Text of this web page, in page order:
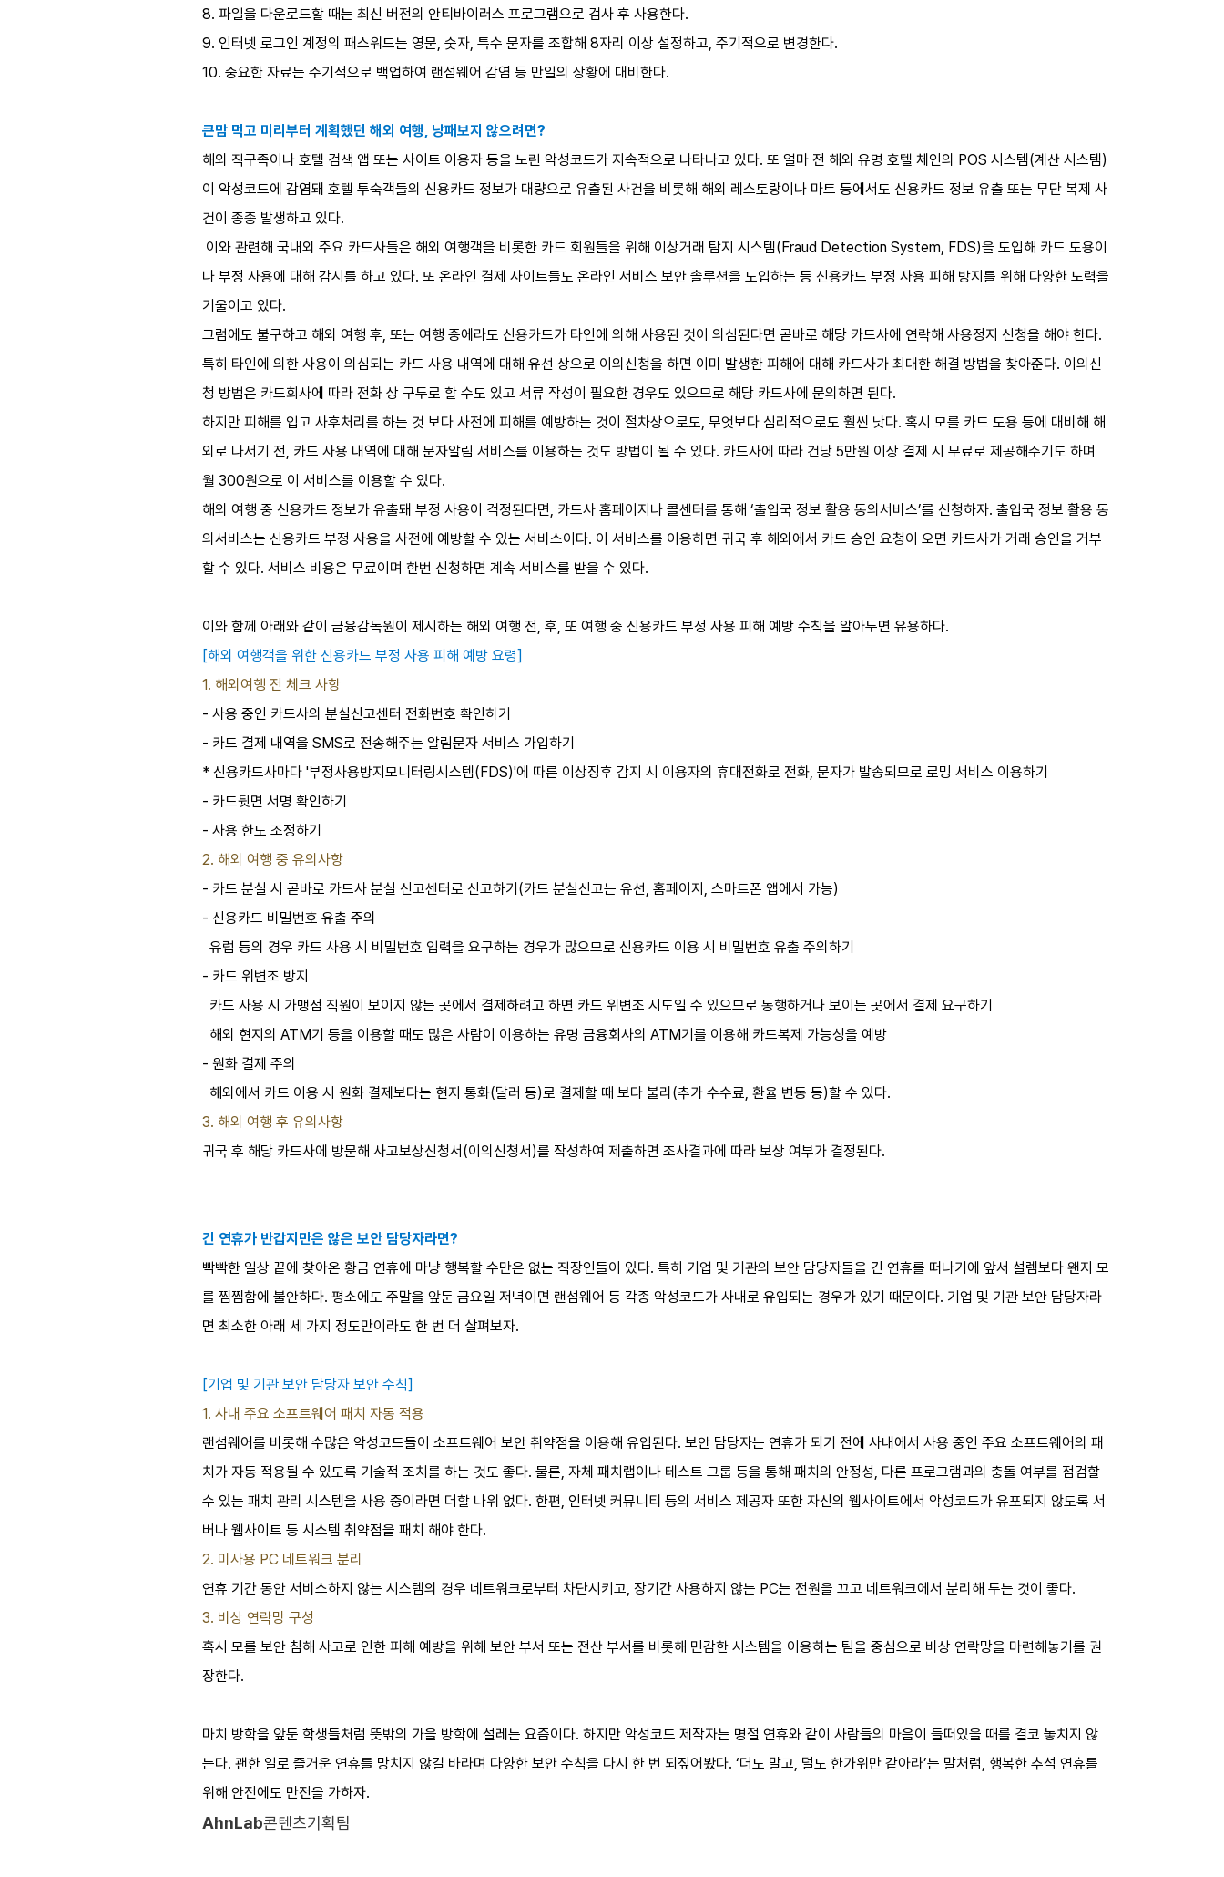
8. 파일을 다운로드할 때는 최신 버전의 안티바이러스 프로그램으로 검사 후 사용한다.
9. 인터넷 로그인 계정의 패스워드는 영문, 숫자, 특수 문자를 조합해 8자리 이상 설정하고, 주기적으로 변경한다.
10. 중요한 자료는 주기적으로 백업하여 랜섬웨어 감염 등 만일의 상황에 대비한다.
큰맘 먹고 미리부터 계획했던 해외 여행, 낭패보지 않으려면?
해외 직구족이나 호텔 검색 앱 또는 사이트 이용자 등을 노린 악성코드가 지속적으로 나타나고 있다. 또 얼마 전 해외 유명 호텔 체인의 POS 시스템(계산 시스템)
이 악성코드에 감염돼 호텔 투숙객들의 신용카드 정보가 대량으로 유출된 사건을 비롯해 해외 레스토랑이나 마트 등에서도 신용카드 정보 유출 또는 무단 복제 사
건이 종종 발생하고 있다.
이와 관련해 국내외 주요 카드사들은 해외 여행객을 비롯한 카드 회원들을 위해 이상거래 탐지 시스템(Fraud Detection System, FDS)을 도입해 카드 도용이
나 부정 사용에 대해 감시를 하고 있다. 또 온라인 결제 사이트들도 온라인 서비스 보안 솔루션을 도입하는 등 신용카드 부정 사용 피해 방지를 위해 다양한 노력을
기울이고 있다.
그럼에도 불구하고 해외 여행 후, 또는 여행 중에라도 신용카드가 타인에 의해 사용된 것이 의심된다면 곧바로 해당 카드사에 연락해 사용정지 신청을 해야 한다.
특히 타인에 의한 사용이 의심되는 카드 사용 내역에 대해 유선 상으로 이의신청을 하면 이미 발생한 피해에 대해 카드사가 최대한 해결 방법을 찾아준다. 이의신
청 방법은 카드회사에 따라 전화 상 구두로 할 수도 있고 서류 작성이 필요한 경우도 있으므로 해당 카드사에 문의하면 된다.
하지만 피해를 입고 사후처리를 하는 것 보다 사전에 피해를 예방하는 것이 절차상으로도, 무엇보다 심리적으로도 훨씬 낫다. 혹시 모를 카드 도용 등에 대비해 해
외로 나서기 전, 카드 사용 내역에 대해 문자알림 서비스를 이용하는 것도 방법이 될 수 있다. 카드사에 따라 건당 5만원 이상 결제 시 무료로 제공해주기도 하며
월 300원으로 이 서비스를 이용할 수 있다.
해외 여행 중 신용카드 정보가 유출돼 부정 사용이 걱정된다면, 카드사 홈페이지나 콜센터를 통해 ‘출입국 정보 활용 동의서비스’를 신청하자. 출입국 정보 활용 동
의서비스는 신용카드 부정 사용을 사전에 예방할 수 있는 서비스이다. 이 서비스를 이용하면 귀국 후 해외에서 카드 승인 요청이 오면 카드사가 거래 승인을 거부
할 수 있다. 서비스 비용은 무료이며 한번 신청하면 계속 서비스를 받을 수 있다.
이와 함께 아래와 같이 금융감독원이 제시하는 해외 여행 전, 후, 또 여행 중 신용카드 부정 사용 피해 예방 수칙을 알아두면 유용하다.
[해외 여행객을 위한 신용카드 부정 사용 피해 예방 요령]
1. 해외여행 전 체크 사항
- 사용 중인 카드사의 분실신고센터 전화번호 확인하기
- 카드 결제 내역을 SMS로 전송해주는 알림문자 서비스 가입하기
* 신용카드사마다 '부정사용방지모니터링시스템(FDS)'에 따른 이상징후 감지 시 이용자의 휴대전화로 전화, 문자가 발송되므로 로밍 서비스 이용하기
- 카드뒷면 서명 확인하기
- 사용 한도 조정하기
2. 해외 여행 중 유의사항
- 카드 분실 시 곧바로 카드사 분실 신고센터로 신고하기(카드 분실신고는 유선, 홈페이지, 스마트폰 앱에서 가능)
- 신용카드 비밀번호 유출 주의
유럽 등의 경우 카드 사용 시 비밀번호 입력을 요구하는 경우가 많으므로 신용카드 이용 시 비밀번호 유출 주의하기
- 카드 위변조 방지
카드 사용 시 가맹점 직원이 보이지 않는 곳에서 결제하려고 하면 카드 위변조 시도일 수 있으므로 동행하거나 보이는 곳에서 결제 요구하기
해외 현지의 ATM기 등을 이용할 때도 많은 사람이 이용하는 유명 금융회사의 ATM기를 이용해 카드복제 가능성을 예방
- 원화 결제 주의
해외에서 카드 이용 시 원화 결제보다는 현지 통화(달러 등)로 결제할 때 보다 불리(추가 수수료, 환율 변동 등)할 수 있다.
3. 해외 여행 후 유의사항
귀국 후 해당 카드사에 방문해 사고보상신청서(이의신청서)를 작성하여 제출하면 조사결과에 따라 보상 여부가 결정된다.
긴 연휴가 반갑지만은 않은 보안 담당자라면?
빡빡한 일상 끝에 찾아온 황금 연휴에 마냥 행복할 수만은 없는 직장인들이 있다. 특히 기업 및 기관의 보안 담당자들을 긴 연휴를 떠나기에 앞서 설렘보다 왠지 모
를 찜찜함에 불안하다. 평소에도 주말을 앞둔 금요일 저녁이면 랜섬웨어 등 각종 악성코드가 사내로 유입되는 경우가 있기 때문이다. 기업 및 기관 보안 담당자라
면 최소한 아래 세 가지 정도만이라도 한 번 더 살펴보자.
[기업 및 기관 보안 담당자 보안 수칙]
1. 사내 주요 소프트웨어 패치 자동 적용
랜섬웨어를 비롯해 수많은 악성코드들이 소프트웨어 보안 취약점을 이용해 유입된다. 보안 담당자는 연휴가 되기 전에 사내에서 사용 중인 주요 소프트웨어의 패
치가 자동 적용될 수 있도록 기술적 조치를 하는 것도 좋다. 물론, 자체 패치랩이나 테스트 그룹 등을 통해 패치의 안정성, 다른 프로그램과의 충돌 여부를 점검할
수 있는 패치 관리 시스템을 사용 중이라면 더할 나위 없다. 한편, 인터넷 커뮤니티 등의 서비스 제공자 또한 자신의 웹사이트에서 악성코드가 유포되지 않도록 서
버나 웹사이트 등 시스템 취약점을 패치 해야 한다.
2. 미사용 PC 네트워크 분리
연휴 기간 동안 서비스하지 않는 시스템의 경우 네트워크로부터 차단시키고, 장기간 사용하지 않는 PC는 전원을 끄고 네트워크에서 분리해 두는 것이 좋다.
3. 비상 연락망 구성
혹시 모를 보안 침해 사고로 인한 피해 예방을 위해 보안 부서 또는 전산 부서를 비롯해 민감한 시스템을 이용하는 팀을 중심으로 비상 연락망을 마련해놓기를 권
장한다.
마치 방학을 앞둔 학생들처럼 뜻밖의 가을 방학에 설레는 요즘이다. 하지만 악성코드 제작자는 명절 연휴와 같이 사람들의 마음이 들떠있을 때를 결코 놓치지 않
는다. 괜한 일로 즐거운 연휴를 망치지 않길 바라며 다양한 보안 수칙을 다시 한 번 되짚어봤다. ‘더도 말고, 덜도 한가위만 같아라’는 말처럼, 행복한 추석 연휴를
위해 안전에도 만전을 가하자.
AhnLab콘텐츠기획팀